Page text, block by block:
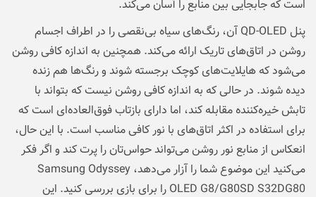
است که جابجایی بین منابع را آسان می‌کند.
پنل QD-OLED آن، رنگ‌های سیاه بی‌نقصی را در اطراف اجسام
روشن در اتاق‌های تاریک ارائه می‌کند. همچنین به اندازه کافی روشن
می‌شود که هایلایت‌های کوچک برجسته شوند و رنگ‌ها هم زنده
دیده شوند. در حالی که به اندازه کافی روشن نیست که بتواند با
تابش خیره‌کننده مقابله کند، اما دارای بازتاب فوق‌العاده‌ای است که
برای استفاده در اکثر اتاق‌های با نور کافی مناسب است. با این حال،
انعکاس از منابع نور روشن می‌تواند حواس‌تان را پرت کند و اگر فکر
می‌کنید این موضوع شما را آزار می‌دهد، Samsung Odyssey
OLED G8/G80SD S32DG80 را برای بازی بررسی کنید. این